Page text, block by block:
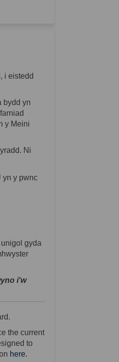
i eistedd
bydd yn
y Meini
Ni
yn y pwnc
unigol gyda
i'w
the current
to
here.